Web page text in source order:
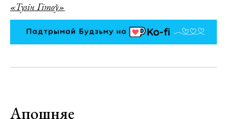
«Тузін Гітоў»
Апошняе